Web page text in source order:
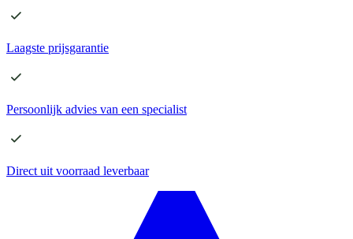
Laagste prijsgarantie
Persoonlijk advies van een specialist
Direct uit voorraad leverbaar